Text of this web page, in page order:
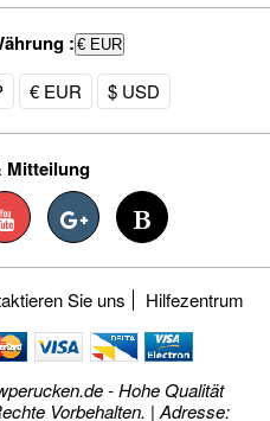
:€ EUR
€ EUR $ USD
Mitteilung
Sie uns Hilfezentrum
- Hohe Qualität
Vorbehalten. | Adresse: